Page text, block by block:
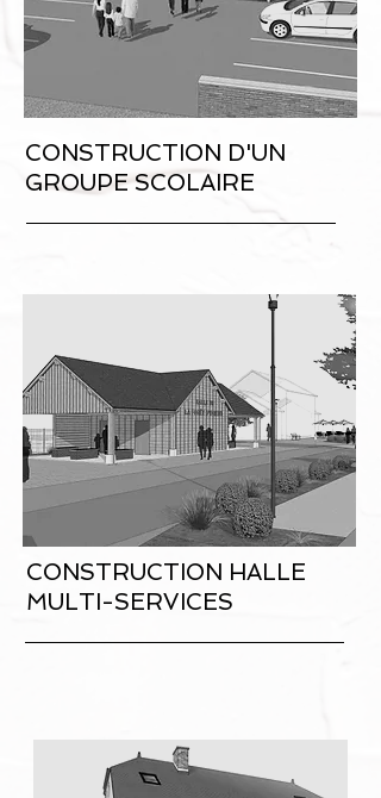
CONSTRUCTION D'UN
GROUPE SCOLAIRE
CONSTRUCTION HALLE
MULTI-SERVICES